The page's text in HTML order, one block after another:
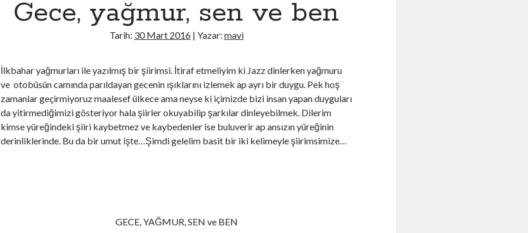
Gece, yağmur, sen ve ben
Tarih: 30 Mart 2016| Yazar: mavi
İlkbahar yağmurları ile yazılmış bir şiirimsi. İtiraf etmeliyim ki Jazz dinlerken yağmuru
ve otobüsün camında parıldayan gecenin ışıklarını izlemek ap ayrı bir duygu. Pek hoş
zamanlar geçirmiyoruz maalesef ülkece ama neyse ki içimizde bizi insan yapan duyguları
da yitirmediğimizi gösteriyor hala şiirler okuyabilip şarkılar dinleyebilmek. Dilerim
kimse yüreğindeki şiiri kaybetmez ve kaybedenler ise buluverir ap ansızın yüreğinin
derinliklerinde. Bu da bir umut işte…Şimdi gelelim basit bir iki kelimeyle şiirimsimize…
GECE, YAĞMUR, SEN ve BEN